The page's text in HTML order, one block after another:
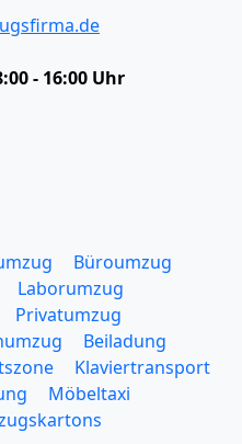
- 16:00 Uhr
Büroumzug
Laborumzug
Privatumzug
Beiladung
Klaviertransport
Möbeltaxi